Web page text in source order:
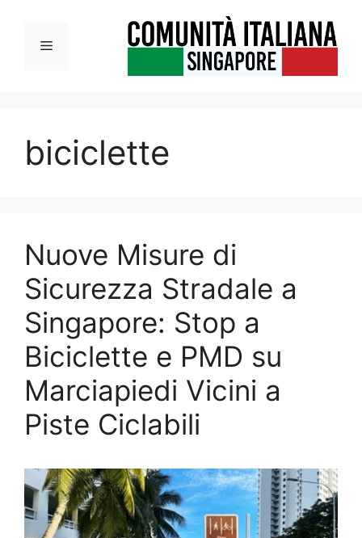
contenutoMenu
biciclette
Nuove Misure di
Sicurezza Stradale a
Singapore: Stop a
Biciclette e PMD su
Marciapiedi Vicini a
Piste Ciclabili